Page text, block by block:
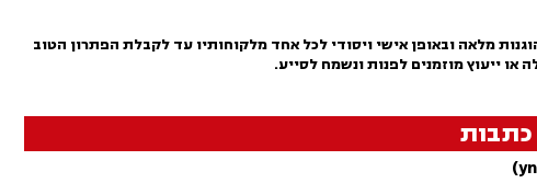
מלאה ובאופן אישי ויסודי לכל אחד מלקוחותיו עד לקבלת הפתרון הטוב
או ייעוץ מוזמנים לפנות ונשמח לסייע.
כתבות